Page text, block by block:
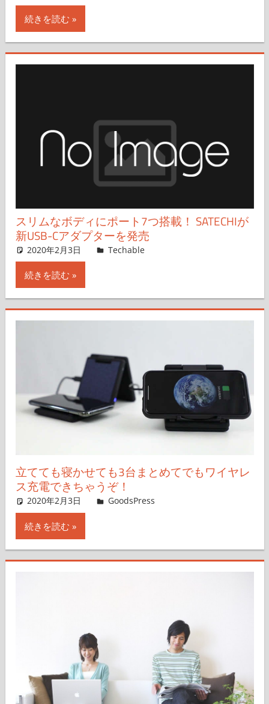
続きを読む
スリムなボディにポート7つ搭載！ SATECHIが
新USB-Cアダプターを発売
2020年2月3日 mizoguchi
Techable
続きを読む
立てても寝かせても3台まとめてでもワイヤレ
ス充電できちゃうぞ！
2020年2月3日 ＆GP
GoodsPress
続きを読む